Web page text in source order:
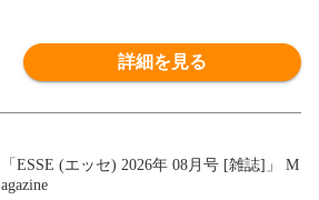
詳細を見る
「ESSE (エッセ) 2026年 08月号 [雑誌]」 M
agazine